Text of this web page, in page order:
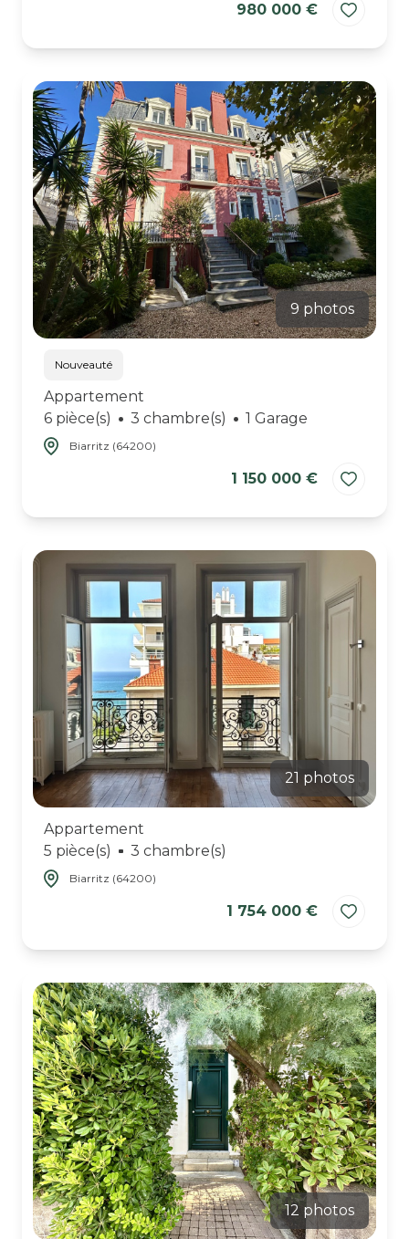
980 000 €
9 photos
Nouveauté
Appartement
6 pièce(s)
3 chambre(s) 1 Garage
Biarritz (64200)
1 150 000 €
21 photos
Appartement
5 pièce(s)
3 chambre(s)
Biarritz (64200)
1 754 000 €
12 photos